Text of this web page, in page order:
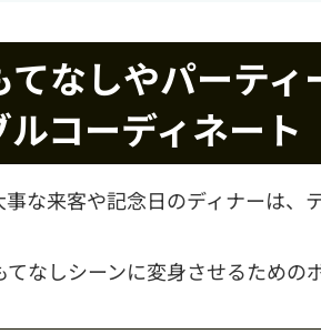
なしやパーテ
コーディネート
な来客や記念日のディナーは、
なしシーンに変身させるための